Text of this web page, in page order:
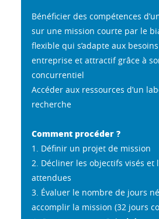
Bénéficier des compétences
sur une mission courte par le
flexible qui s’adapte aux
entreprise et attractif grâce à
concurrentiel
Accéder aux ressources d’un
recherche
Comment procéder ?
1. Définir un projet de mission
2. Décliner les objectifs visés et
attendues
3. Évaluer le nombre de jours
accomplir la mission (32 jours